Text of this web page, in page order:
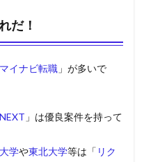
だ！
マイナビ転職 」が多いで
」は優良案件を持って
学や東北大学等は 「 リク